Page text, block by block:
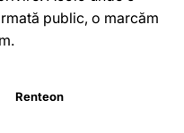
public, o marcăm
Renteon